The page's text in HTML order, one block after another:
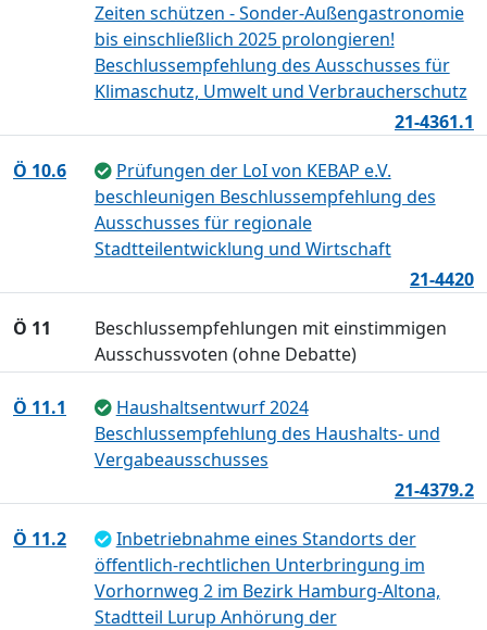
Zeiten schützen - Sonder-Außengastronomie
bis einschließlich 2025 prolongieren!
Beschlussempfehlung des Ausschusses für
Klimaschutz, Umwelt und Verbraucherschutz
21-4361.1
Ö 10.6
Prüfungen der LoI von KEBAP e.V.
beschleunigen Beschlussempfehlung des
Ausschusses für regionale
Stadtteilentwicklung und Wirtschaft
21-4420
Ö 11
Beschlussempfehlungen mit einstimmigen
Ausschussvoten (ohne Debatte)
Ö 11.1
Haushaltsentwurf 2024
Beschlussempfehlung des Haushalts- und
Vergabeausschusses
21-4379.2
Ö 11.2
Inbetriebnahme eines Standorts der
öffentlich-rechtlichen Unterbringung im
Vorhornweg 2 im Bezirk Hamburg-Altona,
Stadtteil Lurup Anhörung der